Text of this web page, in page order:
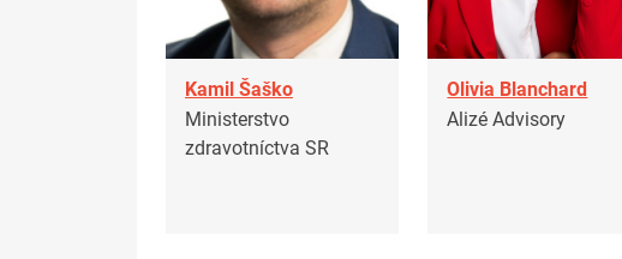
Kamil Šaško
Ministerstvo
zdravotníctva SR
Olivia Blanchard
Alizé Advisory